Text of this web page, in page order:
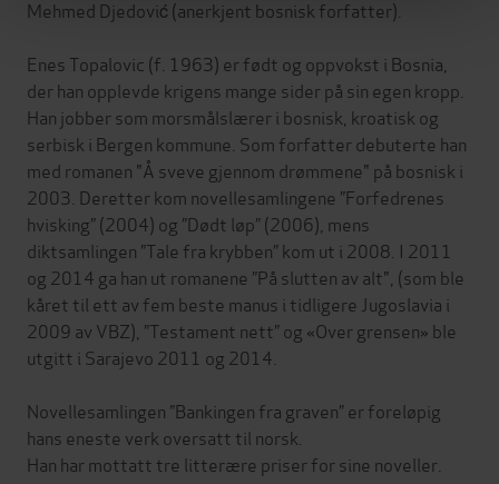
Mehmed Djedović (anerkjent bosnisk forfatter).
Enes Topalovic (f. 1963) er født og oppvokst i Bosnia,
der han opplevde krigens mange sider på sin egen kropp.
Han jobber som morsmålslærer i bosnisk, kroatisk og
serbisk i Bergen kommune. Som forfatter debuterte han
med romanen "Å sveve gjennom drømmene" på bosnisk i
2003. Deretter kom novellesamlingene ”Forfedrenes
hvisking” (2004) og ”Dødt løp” (2006), mens
diktsamlingen ”Tale fra krybben” kom ut i 2008. I 2011
og 2014 ga han ut romanene ”På slutten av alt", (som ble
kåret til ett av fem beste manus i tidligere Jugoslavia i
2009 av VBZ), ”Testament nett” og «Over grensen» ble
utgitt i Sarajevo 2011 og 2014.
Novellesamlingen ”Bankingen fra graven” er foreløpig
hans eneste verk oversatt til norsk.